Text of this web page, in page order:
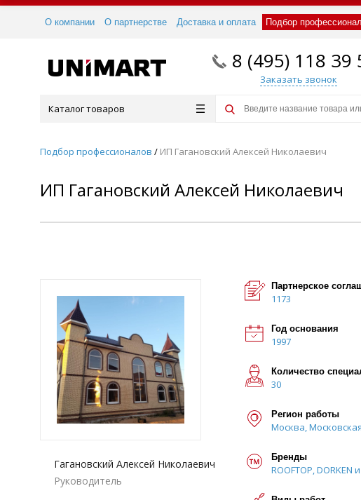
О компании О партнерстве Доставка и оплата Подбор
8 (495) 118 39
Заказать звонок
Каталог товаров
Подбор профессионалов / ИП Гагановский Алексей Николаевич
ИП Гагановский Алексей Николаевич
Гагановский Алексей Николаевич
Руководитель
Партнерское
1173
Год основания
1997
Количество
30
Регион работы
Москва,
Бренды
ROOFTOP, DORKEN